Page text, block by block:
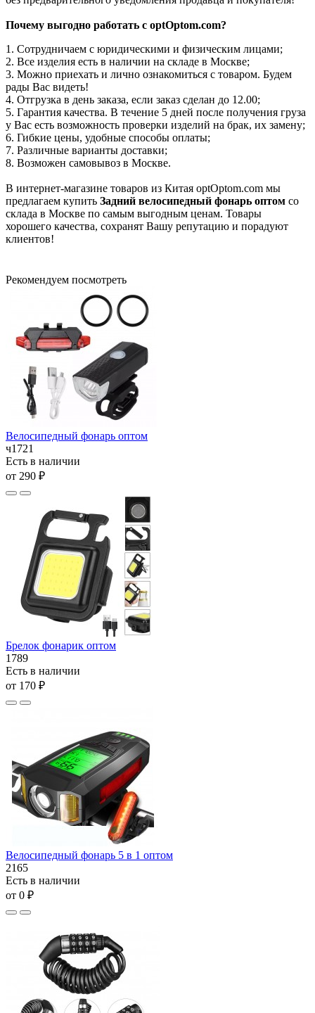
Почему выгодно работать с optOptom.com?
1. Сотрудничаем с юридическими и физическим лицами;
2. Все изделия есть в наличии на складе в Москве;
3. Можно приехать и лично ознакомиться с товаром. Будем
рады Вас видеть!
4. Отгрузка в день заказа, если заказ сделан до 12.00;
5. Гарантия качества. В течение 5 дней после получения груза
у Вас есть возможность проверки изделий на брак, их замену;
6. Гибкие цены, удобные способы оплаты;
7. Различные варианты доставки;
8. Возможен самовывоз в Москве.
В интернет-магазине товаров из Китая optOptom.com мы
предлагаем купить Задний велосипедный фонарь оптом со
склада в Москве по самым выгодным ценам. Товары
хорошего качества, сохранят Вашу репутацию и порадуют
клиентов!
Рекомендуем посмотреть
Велосипедный фонарь оптом
ч1721
Есть в наличии
от 290 ₽
Брелок фонарик оптом
1789
Есть в наличии
от 170 ₽
Велосипедный фонарь 5 в 1 оптом
2165
Есть в наличии
от 0 ₽